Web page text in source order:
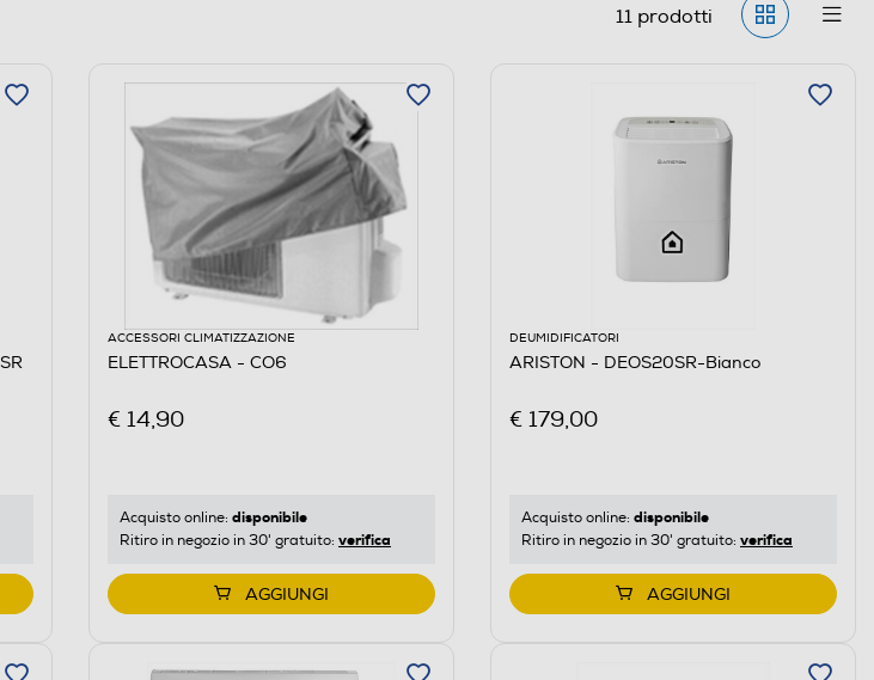
11prodotti
ACCESSORI CLIMATIZZAZIONE
ELETTROCASA - CO6
€ 14,90
Acquisto online: disponibile
Ritiro in negozio in 30' gratuito: verifica
AGGIUNGI
DEUMIDIFICATORI
ARISTON - DEOS20SR-Bianco
€ 179,00
Acquisto online: disponibile
Ritiro in negozio in 30' gratuito: verifica
AGGIUNGI